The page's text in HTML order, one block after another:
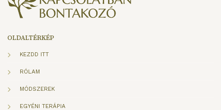
OLDALTÉRKÉP
KEZDD ITT
RÓLAM
MÓDSZEREK
EGYÉNI TERÁPIA